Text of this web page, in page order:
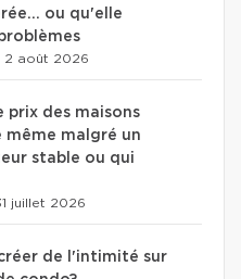
ou qu'elle
2 août 2026
prix des maisons
malgré un
stable ou qui
juillet 2026
de l'intimité sur